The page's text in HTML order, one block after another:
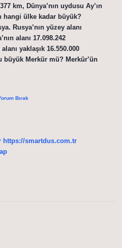
km, Dünya’nın uydusu Ay’ın
hangi ülke kadar büyük?
Rusya’nın yüzey alanı
alanı 17.098.242
yaklaşık 16.550.000
Merkür mü? Merkür’ün
Bırak
https://smartdus.com.tr